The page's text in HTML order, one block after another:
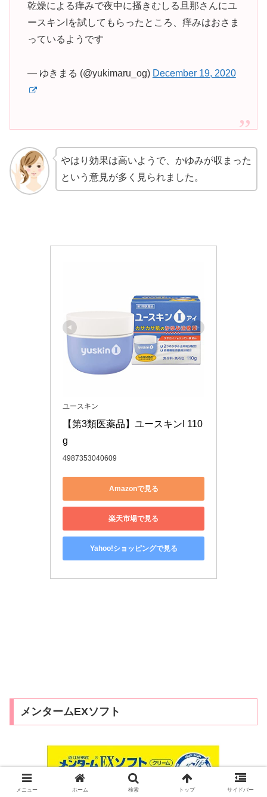
乾燥による痒みで夜中に掻きむしる旦那さんにユ
ースキンIを試してもらったところ、痒みはおさま
っているようです
— ゆきまる (@yukimaru_og) December 19, 2020
やはり効果は高いようで、かゆみが収まった
という意見が多く見られました。
ユースキン
【第3類医薬品】ユースキンI 110
g
4987353040609
Amazonで見る
楽天市場で見る
Yahoo!ショッピングで見る
メンタームEXソフト
メニュー ホーム 検索 トップ サイドバー